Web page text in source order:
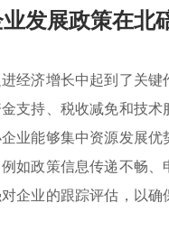
发展政策在北
经济增长中起到了关键
支持、税收减免和技
业能够集中资源发展
如政策信息传递不畅
企业的跟踪评估，以